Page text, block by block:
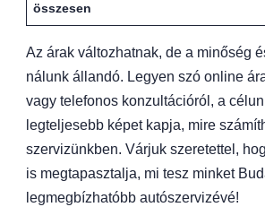
összesen
Az árak változhatnak, de a minőség
nálunk állandó. Legyen szó online
vagy telefonos konzultációról, a
legteljesebb képet kapja, mire
szervizünkben. Várjuk szeretettel,
is megtapasztalja, mi tesz minket
legmegbízhatóbb autószervizévé!